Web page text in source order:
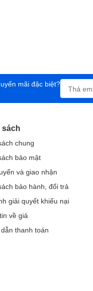
mãi đặc biệt?
chung
bảo mật
và giao nhận
bảo hành, đổi trả
giải quyết khiếu nại
về giá
thanh toán